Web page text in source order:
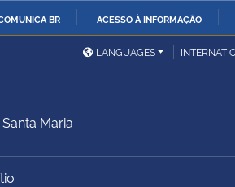
BR ACESSO À INFORMAÇÃO
Ministério das Relações
ExterioresLANGUAGES
Maria